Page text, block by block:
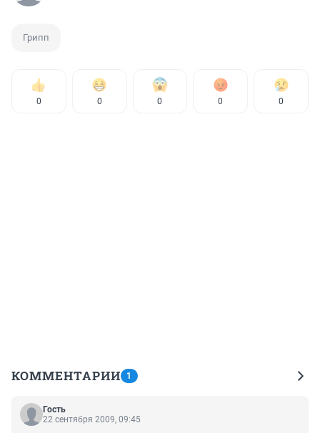
Грипп
0 0 0 0 0
КОММЕНТАРИИ 1
Гость
22 сентября 2009, 09:45